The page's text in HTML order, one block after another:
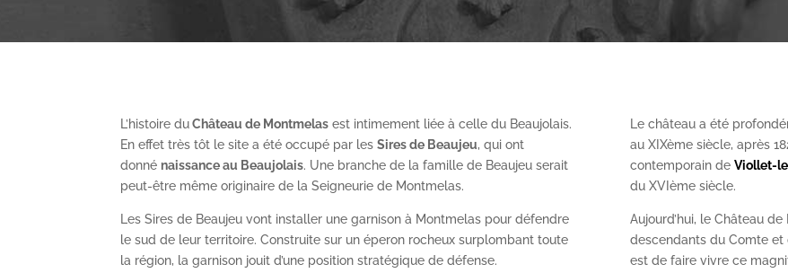
L’histoire duChâteau de Montmelas est intimement liée à celle du Beaujolais.
En effet très tôt le site a été occupé par lesSires de Beaujeu, qui ont
donné naissance au Beaujolais. Une branche de la famille de Beaujeu serait
peut-être même originaire de la Seigneurie de Montmelas.
Les Sires de Beaujeu vont installer une garnison à Montmelas pour défendre
le sud de leur territoire. Construite sur un éperon rocheux surplombant toute
la région, la garnison jouit d’une position stratégique de défense.
Le château a été
au XIXèmesiècle, après
contemporain de Viollet-
du XVI èmesiècle.
Aujourd’hui, le Château
descendants du Comte et
est de faire vivre ce